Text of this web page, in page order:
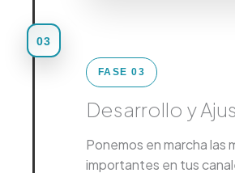
FASE 03
Desarrollo y
Ponemos en marcha las
importantes en tus
03